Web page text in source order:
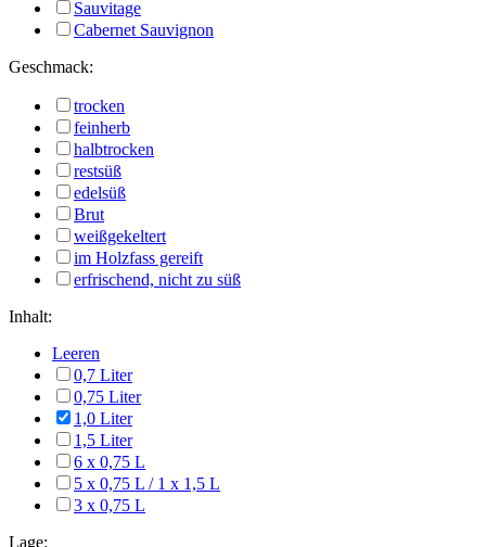
Sauvitage
Cabernet Sauvignon
Geschmack:
trocken
feinherb
halbtrocken
restsüß
edelsüß
Brut
weißgekeltert
im Holzfass gereift
erfrischend, nicht zu süß
Inhalt:
Leeren
0,7 Liter
0,75 Liter
1,0 Liter
1,5 Liter
6 x 0,75 L
5 x 0,75 L / 1 x 1,5 L
3 x 0,75 L
Lage: